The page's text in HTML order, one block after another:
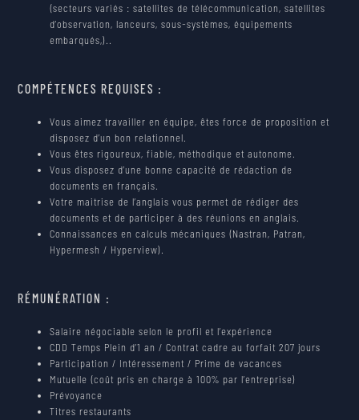
(secteurs variés : satellites de télécommunication, satellites
d’observation, lanceurs, sous-systèmes, équipements
embarqués,)..
COMPÉTENCES REQUISES :
Vous aimez travailler en équipe, êtes force de proposition et
disposez d’un bon relationnel.
Vous êtes rigoureux, fiable, méthodique et autonome.
Vous disposez d’une bonne capacité de rédaction de
documents en français.
Votre maitrise de l’anglais vous permet de rédiger des
documents et de participer à des réunions en anglais.
Connaissances en calculs mécaniques (Nastran, Patran,
Hypermesh / Hyperview).
RÉMUNÉRATION :
Salaire négociable selon le profil et l’expérience
CDD Temps Plein d’1 an / Contrat cadre au forfait 207 jours
Participation / Intéressement / Prime de vacances
Mutuelle (coût pris en charge à 100% par l’entreprise)
Prévoyance
Titres restaurants